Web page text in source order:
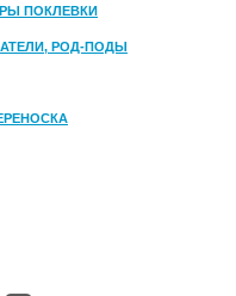
ПОКЛЕВКИ
РОД-ПОДЫ